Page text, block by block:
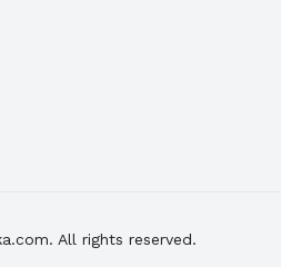
All rights reserved.